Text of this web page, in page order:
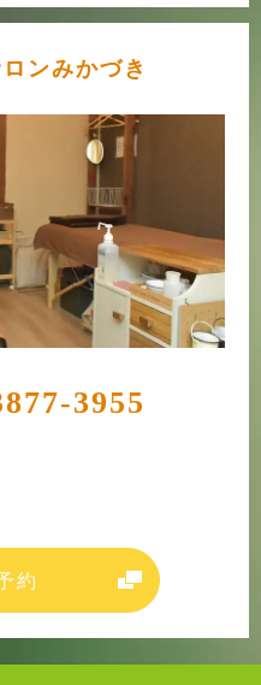
ンみかづき
3955
約